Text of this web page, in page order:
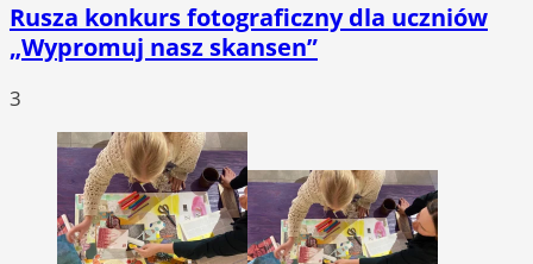
Rusza konkurs fotograficzny dla uczniów
„Wypromuj nasz skansen”
3